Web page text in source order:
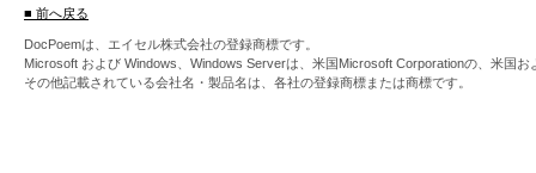
■ 前へ戻る
DocPoemは、エイセル株式会社の登録商標です。
Microsoft および Windows、Windows Serverは、米国Microsoft Corporationの、米国
その他記載されている会社名・製品名は、各社の登録商標または商標です。